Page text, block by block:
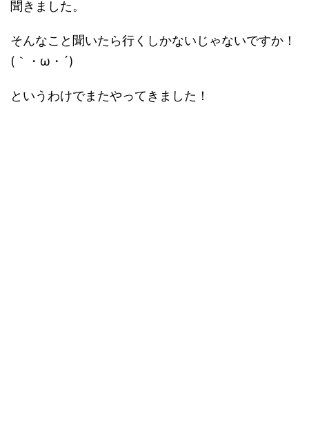
聞きました。
そんなこと聞いたら行くしかないじゃないですか！
(｀・ω・´)
というわけでまたやってきました！